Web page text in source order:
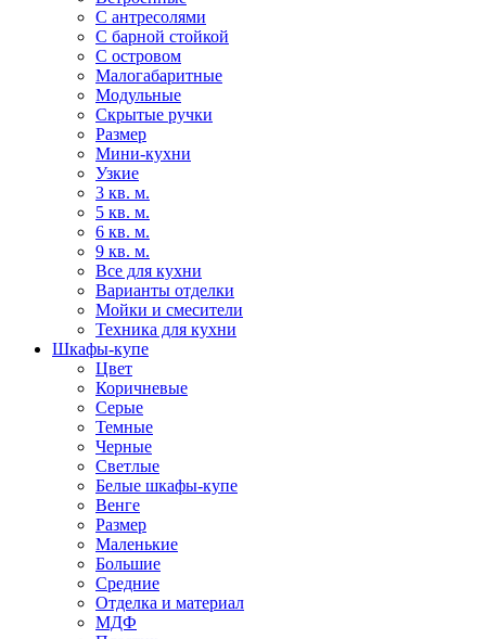
С антресолями
С барной стойкой
С островом
Малогабаритные
Модульные
Скрытые ручки
Размер
Мини-кухни
Узкие
3 кв. м.
5 кв. м.
6 кв. м.
9 кв. м.
Все для кухни
Варианты отделки
Мойки и смесители
Техника для кухни
Шкафы-купе
Цвет
Коричневые
Серые
Темные
Черные
Светлые
Белые шкафы-купе
Венге
Размер
Маленькие
Большие
Средние
Отделка и материал
МДФ